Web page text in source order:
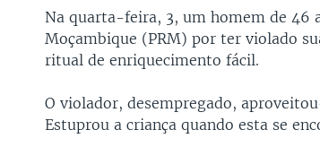
Na quarta-feira, 3, um homem de 46
Moçambique (PRM) por ter violado
ritual de enriquecimento fácil.
O violador, desempregado,
Estuprou a criança quando esta se